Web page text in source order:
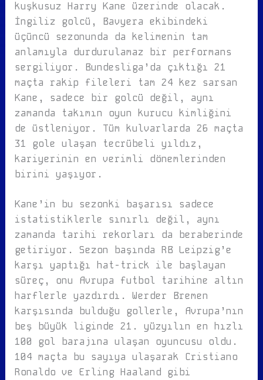
kuşkusuz Harry Kane üzerinde olacak.
İngiliz golcü, Bavyera ekibindeki
üçüncü sezonunda da kelimenin tam
anlamıyla durdurulamaz bir performans
sergiliyor. Bundesliga’da çıktığı 21
maçta rakip fileleri tam 24 kez sarsan
Kane, sadece bir golcü değil, aynı
zamanda takımın oyun kurucu kimliğini
de üstleniyor. Tüm kulvarlarda 26 maçta
31 gole ulaşan tecrübeli yıldız,
kariyerinin en verimli dönemlerinden
birini yaşıyor.
Kane’in bu sezonki başarısı sadece
istatistiklerle sınırlı değil, aynı
zamanda tarihi rekorları da beraberinde
getiriyor. Sezon başında RB Leipzig’e
karşı yaptığı hat-trick ile başlayan
süreç, onu Avrupa futbol tarihine altın
harflerle yazdırdı. Werder Bremen
karşısında bulduğu gollerle, Avrupa’nın
beş büyük liginde 21. yüzyılın en hızlı
100 gol barajına ulaşan oyuncusu oldu.
104 maçta bu sayıya ulaşarak Cristiano
Ronaldo ve Erling Haaland gibi